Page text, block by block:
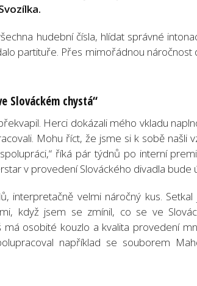
hudební čísla, hlídat správné
partituře. Přes mimořádnou náročnost
Slováckém chystá“
Herci dokázali mého vkladu
Mohu říct, že jsme si k sobě našli
říká pár týdnů po interní
v provedení Slováckého divadla bude
interpretačně velmi náročný kus.
když jsem se zmínil, co se ve
má osobité kouzlo a kvalita provedení
například se souborem